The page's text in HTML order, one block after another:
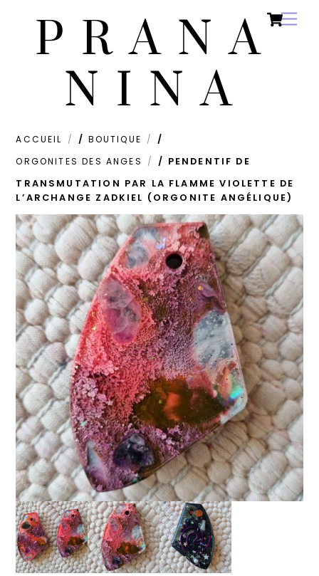
PRANA
NINA
ACCUEIL / BOUTIQUE
/
ORGONITES DES ANGES
/ PENDENTIF DE
TRANSMUTATION PAR LA FLAMME VIOLETTE DE
L’ARCHANGE ZADKIEL (ORGONITE ANGÉLIQUE)